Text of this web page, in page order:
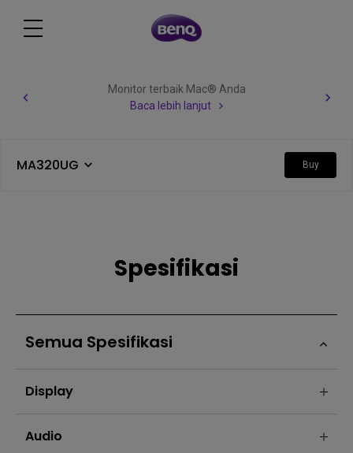
Monitor terbaik Mac® Anda
Baca lebih lanjut
MA320UG Buy
Spesifikasi
Semua Spesifikasi
Display
Audio